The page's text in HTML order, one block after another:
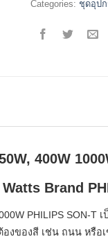
Categories:ชุดอุปก
400W
Watts Brand
PHILIPS SON-T
งของสี เช่น ถนน หรือ